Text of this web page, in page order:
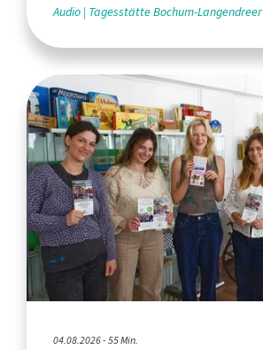
Audio Tagesstätte Bochum-Langendreer
04.08.2026 - 55 Min.